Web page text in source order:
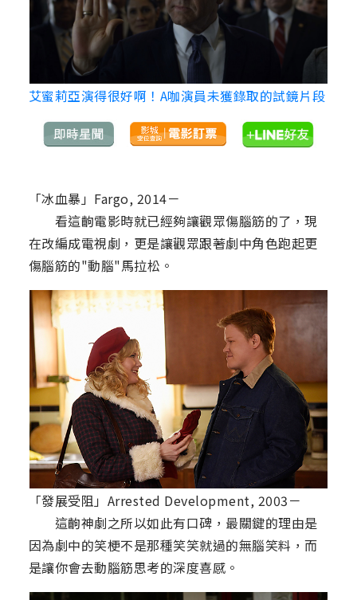
艾蜜莉亞演得很好啊！A咖演員未獲錄取的試鏡片段
「冰血暴」Fargo, 2014－
看這齣電影時就已經夠讓觀眾傷腦筋的了，現
在改編成電視劇，更是讓觀眾跟著劇中角色跑起更
傷腦筋的"動腦"馬拉松。
「發展受阻」Arrested Development, 2003－
這齣神劇之所以如此有口碑，最關鍵的理由是
因為劇中的笑梗不是那種笑笑就過的無腦笑料，而
是讓你會去動腦筋思考的深度喜感。